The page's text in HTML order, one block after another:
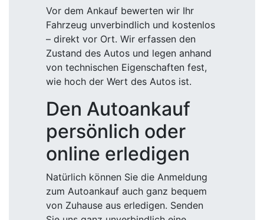
Vor dem Ankauf bewerten wir Ihr
Fahrzeug unverbindlich und kostenlos
– direkt vor Ort. Wir erfassen den
Zustand des Autos und legen anhand
von technischen Eigenschaften fest,
wie hoch der Wert des Autos ist.
Den Autoankauf
persönlich oder
online erledigen
Natürlich können Sie die Anmeldung
zum Autoankauf auch ganz bequem
von Zuhause aus erledigen. Senden